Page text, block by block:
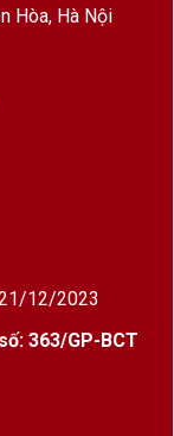
Hòa, Hà Nội
12/2023
363/GP-BCT